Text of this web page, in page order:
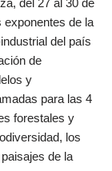
del 27 al 30 de
de la
del país
de
y
para las 4
forestales y
los
de la